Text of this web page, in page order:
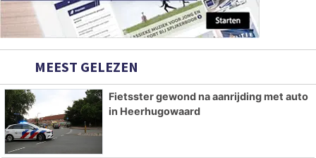
MEEST GELEZEN
Fietsster gewond na aanrijding met auto
in Heerhugowaard